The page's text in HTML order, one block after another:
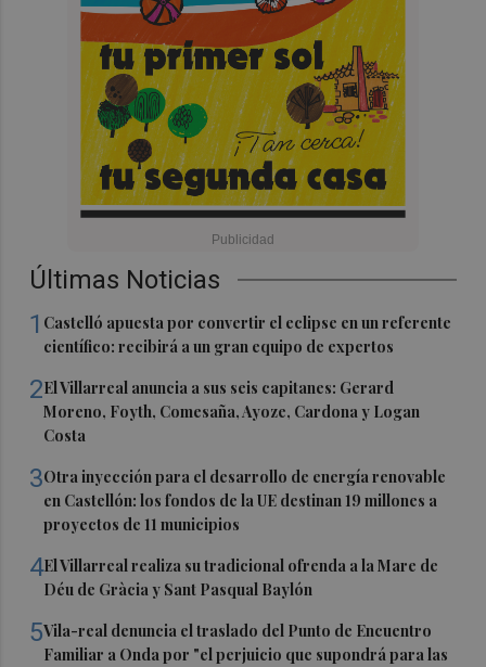
Últimas Noticias
1 Castelló apuesta por convertir el eclipse en un referente
científico: recibirá a un gran equipo de expertos
2El Villarreal anuncia a sus seis capitanes: Gerard
Moreno, Foyth, Comesaña, Ayoze, Cardona y Logan
Costa
3Otra inyección para el desarrollo de energía renovable
en Castellón: los fondos de la UE destinan 19 millones a
proyectos de 11 municipios
4El Villarreal realiza su tradicional ofrenda a la Mare de
Déu de Gràcia y Sant Pasqual Baylón
5Vila-real denuncia el traslado del Punto de Encuentro
Familiar a Onda por "el perjuicio que supondrá para las